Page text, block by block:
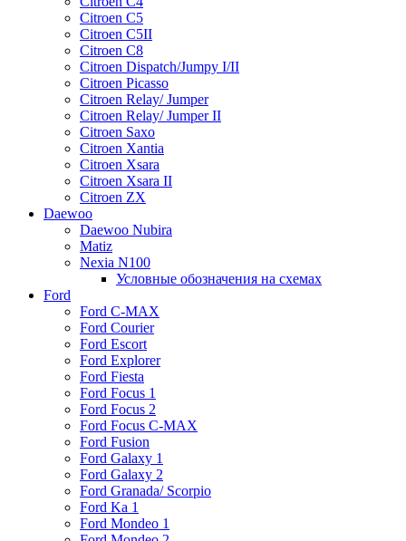
Citroen C5
Citroen C5II
Citroen C8
Citroen Dispatch/Jumpy I/II
Citroen Picasso
Citroen Relay/ Jumper
Citroen Relay/ Jumper II
Citroen Saxo
Citroen Xantia
Citroen Xsara
Citroen Xsara II
Citroen ZX
Daewoo
Daewoo Nubira
Matiz
Nexia N100
Условные обозначения на схемах
Ford
Ford C-MAX
Ford Courier
Ford Escort
Ford Explorer
Ford Fiesta
Ford Focus 1
Ford Focus 2
Ford Focus C-MAX
Ford Fusion
Ford Galaxy 1
Ford Galaxy 2
Ford Granada/ Scorpio
Ford Ka 1
Ford Mondeo 1